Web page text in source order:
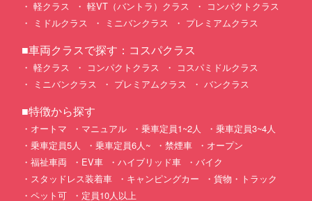
軽クラス 軽VT（バントラ）クラス
コンパクトクラス
ミドルクラス
ミニバンクラス プレミアムクラス
■車両クラスで探す：コスパクラス
軽クラス コンパクトクラス
コスパミドルクラス
ミニバンクラス
プレミアムクラス バンクラス
■特徴から探す
オートマ マニュアル 乗車定員1~2人
乗車定員3~4人
乗車定員5人
乗車定員6人~ 禁煙車
オープン
福祉車両
EV車 ハイブリッド車
バイク
スタッドレス装着車
キャンピングカー
貨物・トラック
ペット可
定員10人以上